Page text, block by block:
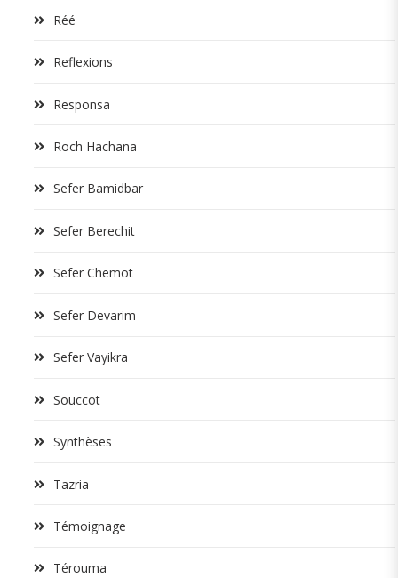
Réé
Reflexions
Responsa
Roch Hachana
Sefer Bamidbar
Sefer Berechit
Sefer Chemot
Sefer Devarim
Sefer Vayikra
Souccot
Synthèses
Tazria
Témoignage
Térouma